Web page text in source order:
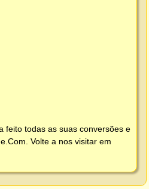
feito todas as suas conversões e
. Volte a nos visitar em